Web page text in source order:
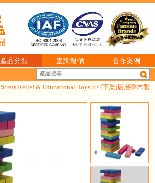
產品分類 查詢報價
合作案例
Stress Relief & Educational Toys >> (下架)層層疊木製